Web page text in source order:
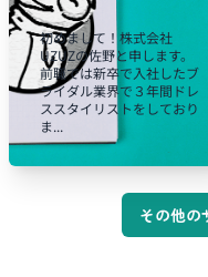
初めまして！株式会社
UZUZの佐野と申します。
前職では新卒で入社したブ
ライダル業界で３年間ドレ
ススタイリストをしており
ま...
その他の